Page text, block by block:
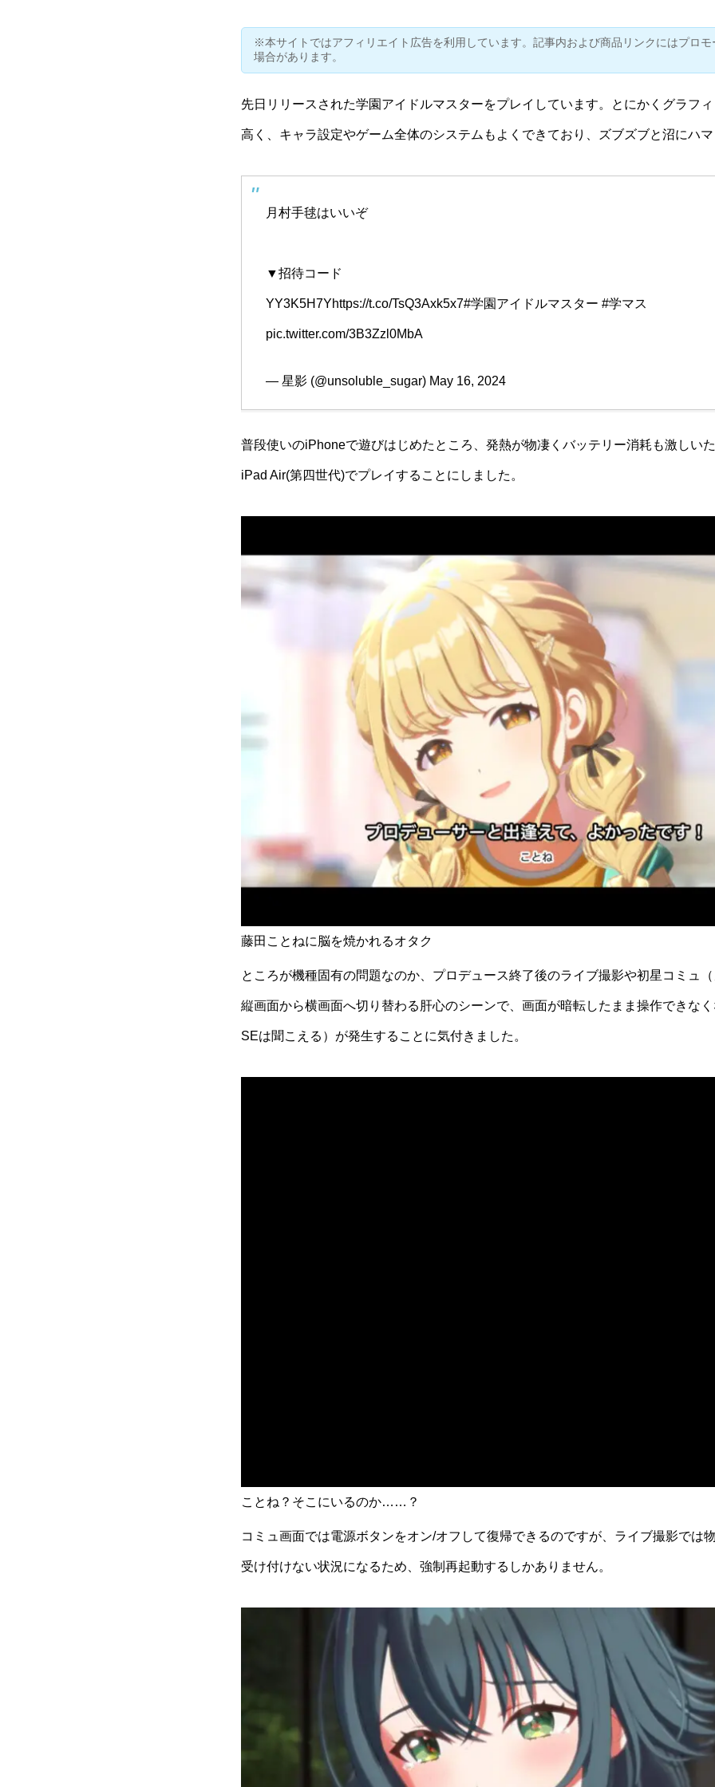
※本サイトではアフィリエイト広告を利用しています。記事内および商品リンクにはプロ
場合があります。
先日リリースされた学園アイドルマスターをプレイしています。とにかくグラフ
高く、キャラ設定やゲーム全体のシステムもよくできており、ズブズブと沼にハ
月村手毬はいいぞ
▼招待コード
YY3K5H7Yhttps://t.co/TsQ3Axk5x7#学園アイドルマスター #学マス
pic.twitter.com/3B3Zzl0MbA
— 星影 (@unsoluble_sugar) May 16, 2024
普段使いのiPhoneで遊びはじめたところ、発熱が物凄くバッテリー消耗も激しい
iPad Air(第四世代)でプレイすることにしました。
藤田ことねに脳を焼かれるオタク
ところが機種固有の問題なのか、プロデュース終了後のライブ撮影や初星コミュ
縦画面から横画面へ切り替わる肝心のシーンで、画面が暗転したまま操作できな
SEは聞こえる）が発生することに気付きました。
ことね？そこにいるのか……？
コミュ画面では電源ボタンをオン/オフして復帰できるのですが、ライブ撮影では
受け付けない状況になるため、強制再起動するしかありません。